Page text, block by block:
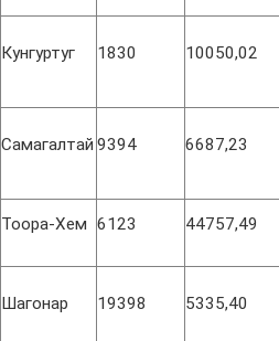
Кунгуртуг 1830 10050,02
Самагалтай 9394 6687,23
Тоора-Хем 6123 44757,49
Шагонар 19398 5335,40